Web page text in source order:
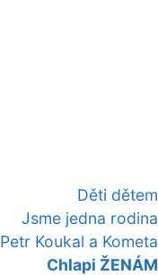
Děti dětem
Jsme jedna rodina
Petr Koukal a Kometa
Chlapi ŽENÁM